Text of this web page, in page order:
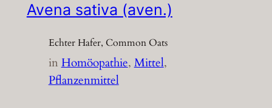
Avena sativa (aven.)
Echter Hafer, Common Oats
inHomöopathie, Mittel
Pflanzenmittel